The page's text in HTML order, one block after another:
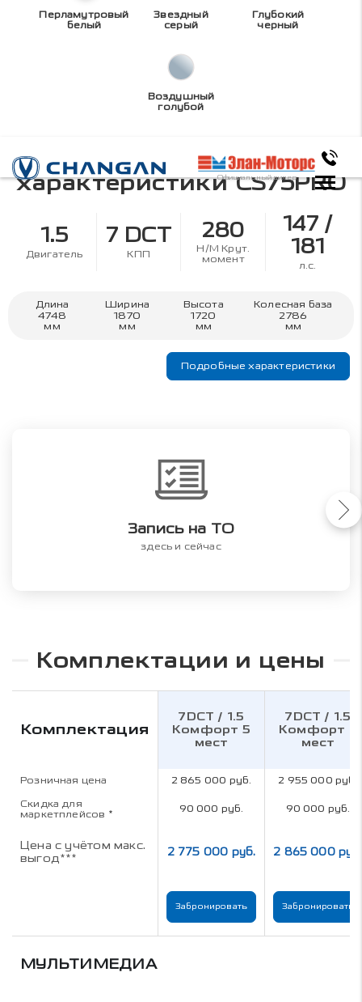
Официальный дилер
Перламутровый
белый
Звездный
серый
Глубокий
черный
Воздушный
голубой
Технические
характеристикиCS75PRO
1.5
Двигатель
7 DCT
КПП
280
Н/М Крут.
момент
147 /
181
л.с.
Длина
4748
мм
Ширина
1870
мм
Высота
1720
мм
Колесная база
2786
мм
Подробные характеристики
Запись на ТО
здесь и сейчас
Комплектации и цены
Комплектация
7DCT / 1.5
Комфорт 5
мест
7DCT / 1.5
Комфорт 7
мест
Розничная цена 2 865 000 руб. 2 955 000 руб.
Скидка для
маркетплейсов * 90 000 руб. 90 000 руб.
Цена с учётом макс.
выгод***
2 775 000 руб. 2 865 000 руб.
Забронировать Забронировать
МУЛЬТИМЕДИА